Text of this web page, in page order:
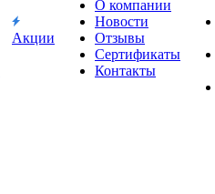
Акции
О компании
Новости
Отзывы
Сертификаты
Контакты